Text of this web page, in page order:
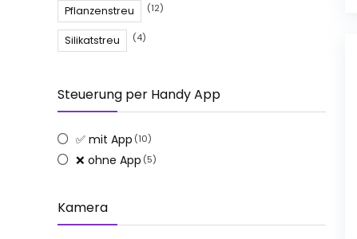
Pflanzenstreu (12)
Silikatstreu (4)
Steuerung per Handy App
✅ mit App (10)
❌ ohne App (5)
Kamera